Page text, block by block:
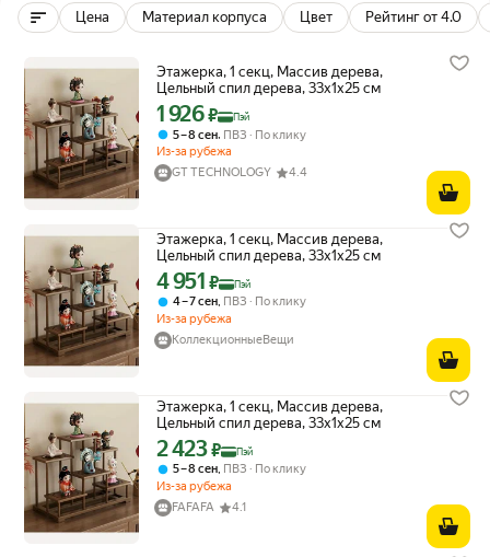
Цена Материал корпуса Цвет Рейтинг от 4.0
Этажерка, 1 секц, Массив дерева,
Цельный спил дерева, 33х1х25 см
Цена с картой Яндекс Пэй 1926 ₽ вместо
1 926₽ Пэй
5 – 8 сен, ПВЗ
По клику
Из-за рубежа
GT TECHNOLOGY
4.4
Этажерка, 1 секц, Массив дерева,
Цельный спил дерева, 33х1х25 см
Цена с картой Яндекс Пэй 4951 ₽ вместо
4 951 ₽ Пэй
4 – 7 сен, ПВЗ
По клику
Из-за рубежа
КоллекционныеВещи
Этажерка, 1 секц, Массив дерева,
Цельный спил дерева, 33х1х25 см
Цена с картой Яндекс Пэй 2423 ₽ вместо
2 423₽ Пэй
5 – 8 сен ПВЗ
По клику
Из-за рубежа
FAFAFA
4.1